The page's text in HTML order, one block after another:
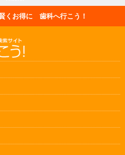
くお得に 歯科へ行こう！